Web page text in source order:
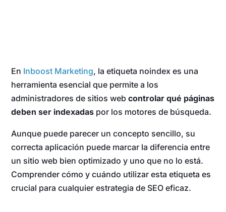
En Inboost Marketing, la etiqueta noindex es una
herramienta esencial que permite a los
administradores de sitios webcontrolar qué páginas
deben ser indexadas por los motores de búsqueda.
Aunque puede parecer un concepto sencillo, su
correcta aplicación puede marcar la diferencia entre
un sitio web bien optimizado y uno que no lo está.
Comprender cómo y cuándo utilizar esta etiqueta es
crucial para cualquier estrategia de SEO eficaz.